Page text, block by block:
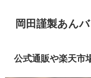
岡田謹製あん
公式通販や楽天市